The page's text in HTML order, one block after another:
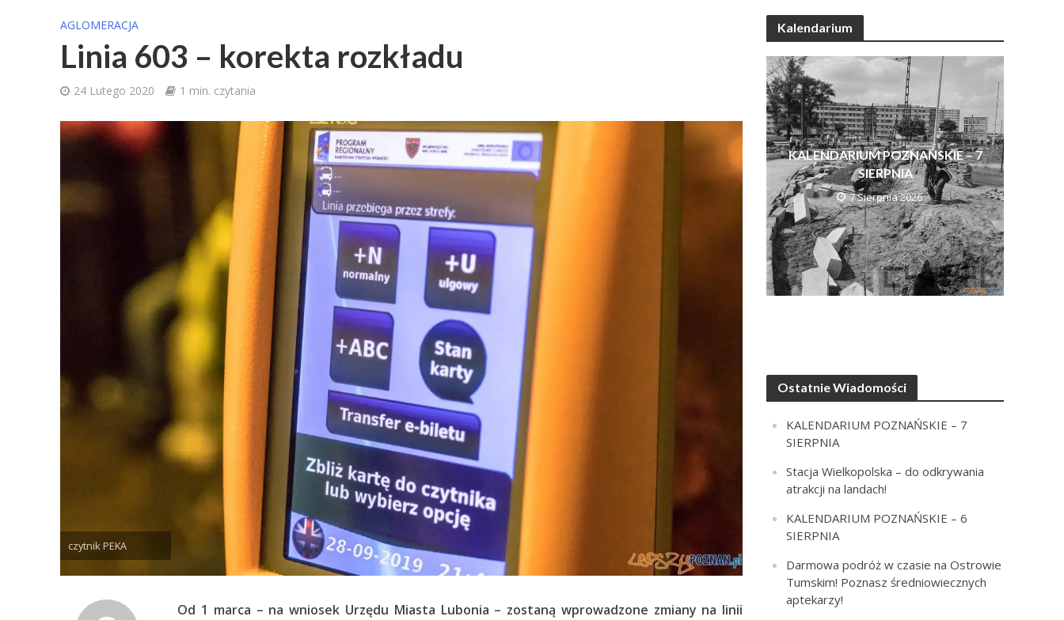
AGLOMERACJA
Linia 603 – korekta rozkładu
24 Lutego 2020 1 min. czytania
czytnik PEKA
Od 1 marca – na wniosek Urzędu Miasta Lubonia – zostaną wprowadzone zmiany na linii
Kalendarium
KALENDARIUM POZNAŃSKIE – 7
SIERPNIA
7 Sierpnia 2026
Ostatnie Wiadomości
KALENDARIUM POZNAŃSKIE – 7
SIERPNIA
Stacja Wielkopolska – do odkrywania
atrakcji na landach!
KALENDARIUM POZNAŃSKIE – 6
SIERPNIA
Darmowa podróż w czasie na Ostrowie
Tumskim! Poznasz średniowiecznych
aptekarzy!